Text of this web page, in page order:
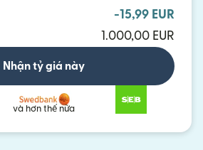
-15,99 EUR
1.000,00 EUR
Nhận tỷ giá này
và hơn thế nữa